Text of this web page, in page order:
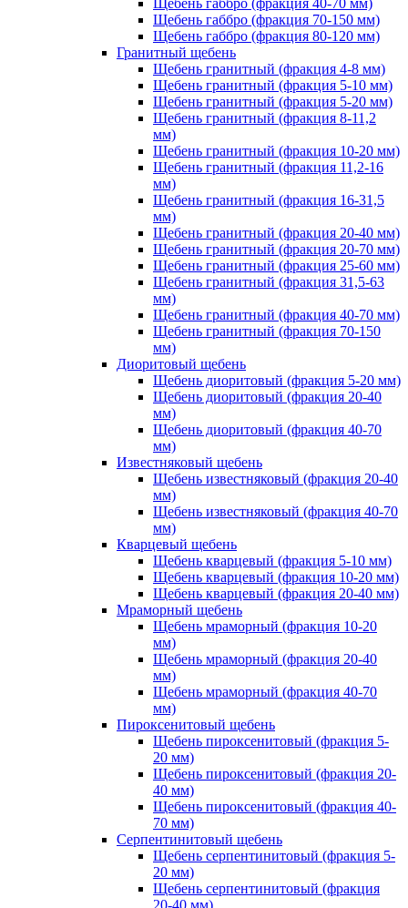
Щебень габбро (фракция 40-70 мм)
Щебень габбро (фракция 70-150 мм)
Щебень габбро (фракция 80-120 мм)
Гранитный щебень
Щебень гранитный (фракция 4-8 мм)
Щебень гранитный (фракция 5-10 мм)
Щебень гранитный (фракция 5-20 мм)
Щебень гранитный (фракция 8-11,2
мм)
Щебень гранитный (фракция 10-20 мм)
Щебень гранитный (фракция 11,2-16
мм)
Щебень гранитный (фракция 16-31,5
мм)
Щебень гранитный (фракция 20-40 мм)
Щебень гранитный (фракция 20-70 мм)
Щебень гранитный (фракция 25-60 мм)
Щебень гранитный (фракция 31,5-63
мм)
Щебень гранитный (фракция 40-70 мм)
Щебень гранитный (фракция 70-150
мм)
Диоритовый щебень
Щебень диоритовый (фракция 5-20 мм)
Щебень диоритовый (фракция 20-40
мм)
Щебень диоритовый (фракция 40-70
мм)
Известняковый щебень
Щебень известняковый (фракция 20-40
мм)
Щебень известняковый (фракция 40-70
мм)
Кварцевый щебень
Щебень кварцевый (фракция 5-10 мм)
Щебень кварцевый (фракция 10-20 мм)
Щебень кварцевый (фракция 20-40 мм)
Мраморный щебень
Щебень мраморный (фракция 10-20
мм)
Щебень мраморный (фракция 20-40
мм)
Щебень мраморный (фракция 40-70
мм)
Пироксенитовый щебень
Щебень пироксенитовый (фракция 5-
20 мм)
Щебень пироксенитовый (фракция 20-
40 мм)
Щебень пироксенитовый (фракция 40-
70 мм)
Серпентинитовый щебень
Щебень серпентинитовый (фракция 5-
20 мм)
Щебень серпентинитовый (фракция
20-40 мм)